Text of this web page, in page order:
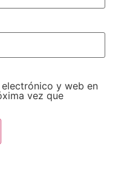
y web en
vez que